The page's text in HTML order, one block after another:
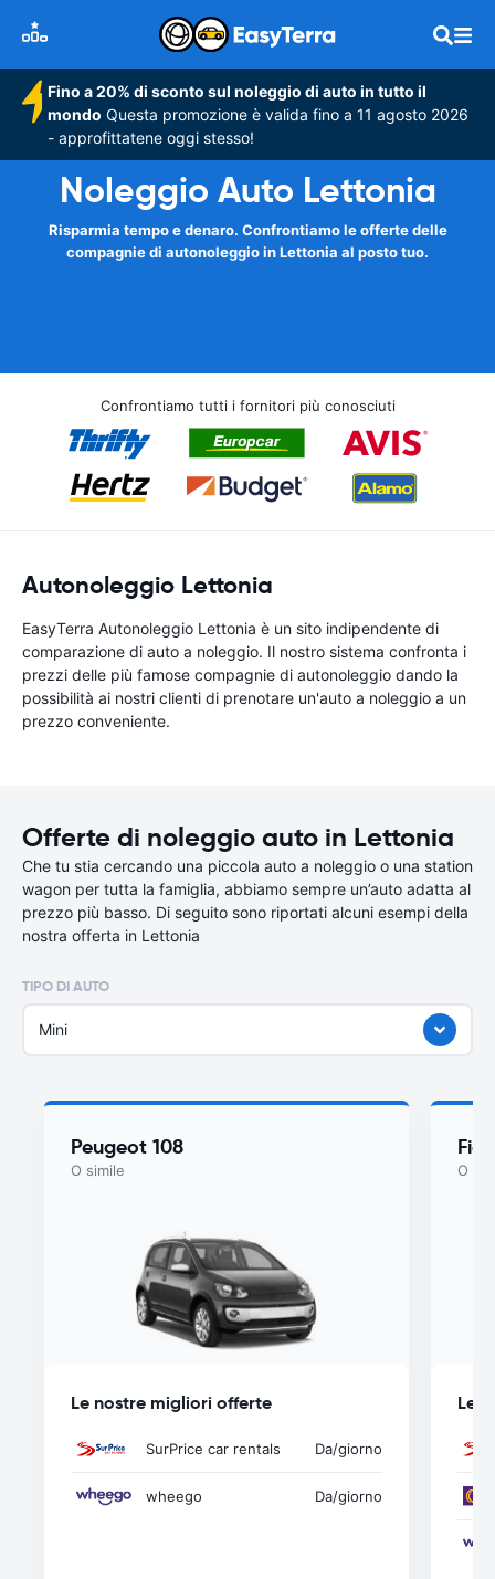
Fino a 20% di sconto sul noleggio di auto in tutto il
mondo Questa promozione è valida fino a 11 agosto 2026
- approfittatene oggi stesso!
Noleggio Auto Lettonia
Risparmia tempo e denaro. Confrontiamo le offerte delle
compagnie di autonoleggio in Lettonia al posto tuo.
Confrontiamo tutti i fornitori più conosciuti
Autonoleggio Lettonia
EasyTerra Autonoleggio Lettonia è un sito indipendente di
comparazione di auto a noleggio. Il nostro sistema confronta i
prezzi delle più famose compagnie di autonoleggio dando la
possibilità ai nostri clienti di prenotare un'auto a noleggio a un
prezzo conveniente.
Offerte di noleggio auto in Lettonia
Che tu stia cercando una piccola auto a noleggio o una station
wagon per tutta la famiglia, abbiamo sempre un’auto adatta al
prezzo più basso. Di seguito sono riportati alcuni esempi della
nostra offerta in Lettonia
TIPO DI AUTO
Mini
Peugeot 108
O simile
Le nostre migliori offerte
SurPrice car rentals Da/giorno
wheego Da/giorno
O
Le